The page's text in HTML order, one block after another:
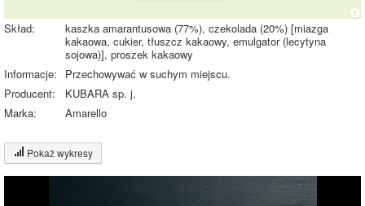
Skład:
kaszka amarantusowa (77%), czekolada (20%) [miazga
kakaowa, cukier, tłuszcz kakaowy, emulgator (lecytyna
sojowa)], proszek kakaowy
Informacje:
Przechowywać w suchym miejscu.
Producent:
KUBARA sp. j.
Marka:
Amarello
Pokaż wykresy
Wykres składu produktu